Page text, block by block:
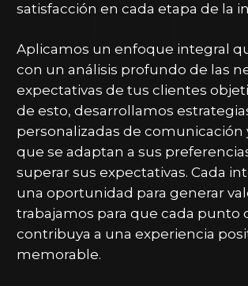
satisfacción en cada etapa de la
Aplicamos un enfoque integral
con un análisis profundo de las
expectativas de tus clientes
de esto, desarrollamos
personalizadas de comunicación
que se adaptan a sus
superar sus expectativas. Cada
una oportunidad para generar
trabajamos para que cada punto
contribuya a una experiencia
memorable.